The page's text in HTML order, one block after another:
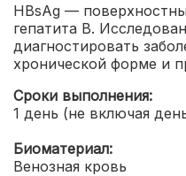
HBsAg —
гепатита В.
диагностировать
хронической форме и
Сроки выполнения:
1 день (не включая
Биоматериал:
Венозная кровь